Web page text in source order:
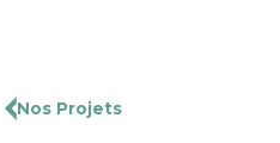
Nos Projets